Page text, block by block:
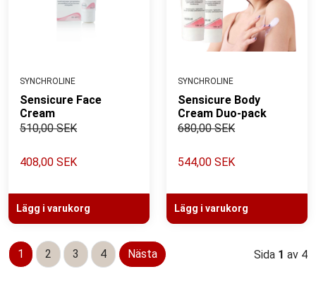
SYNCHROLINE
Sensicure Face
Cream
510,00 SEK
408,00 SEK
Lägg i varukorg
SYNCHROLINE
Sensicure Body
Cream Duo-pack
680,00 SEK
544,00 SEK
Lägg i varukorg
1 2 3 4 Nästa Sida 1 av 4